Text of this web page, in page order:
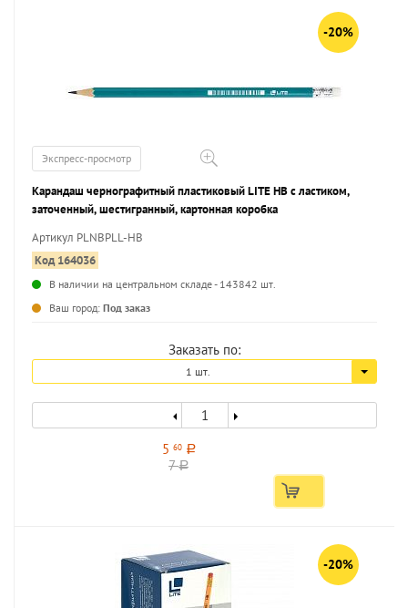
-20%
Экспресс-просмотр
Карандаш чернографитный пластиковый LITE НВ с ластиком,
заточенный, шестигранный, картонная коробка
Артикул PLNBPLL-HB
Код 164036
В наличии на центральном складе - 143842 шт.
Ваш город: Под заказ
Заказать по:
1 шт.
5 60 a
7a
-20%